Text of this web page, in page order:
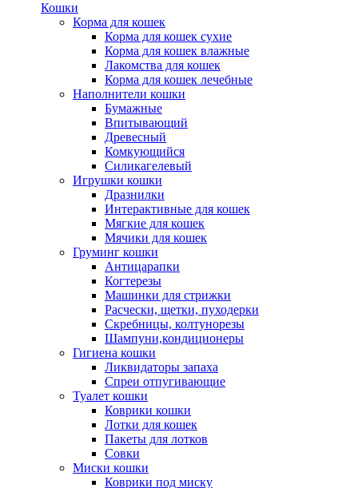
Кошки
Корма для кошек
Корма для кошек сухие
Корма для кошек влажные
Лакомства для кошек
Корма для кошек лечебные
Наполнители кошки
Бумажные
Впитывающий
Древесный
Комкующийся
Силикагелевый
Игрушки кошки
Дразнилки
Интерактивные для кошек
Мягкие для кошек
Мячики для кошек
Груминг кошки
Антицарапки
Когтерезы
Машинки для стрижки
Расчески, щетки, пуходерки
Скребницы, колтунорезы
Шампуни,кондиционеры
Гигиена кошки
Ликвидаторы запаха
Спреи отпугивающие
Туалет кошки
Коврики кошки
Лотки для кошек
Пакеты для лотков
Совки
Миски кошки
Коврики под миску